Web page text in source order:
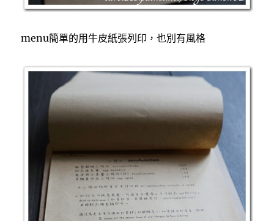
menu簡單的用牛皮紙張列印，也別有風格